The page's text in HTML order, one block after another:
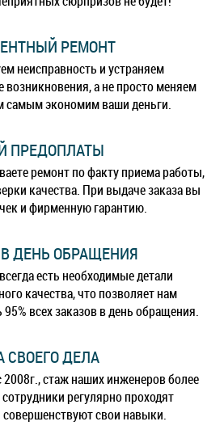
РЕМОНТ
неисправность и устраняем
возникновения, а не просто меняем
самым экономим ваши деньги.
ПРЕДОПЛАТЫ
ремонт по факту приема работы,
качества. При выдаче заказа вы
и фирменную гарантию.
ДЕНЬ ОБРАЩЕНИЯ
есть необходимые детали
качества, что позволяет нам
всех заказов в день обращения.
СВОЕГО ДЕЛА
2008г., стаж наших инженеров более
регулярно проходят
совершенствуют свои навыки.